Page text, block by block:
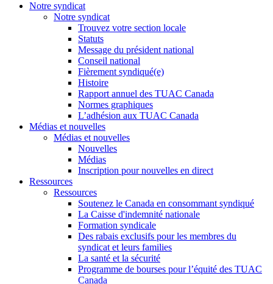
Notre syndicat
Notre syndicat
Trouvez votre section locale
Statuts
Message du président national
Conseil national
Fièrement syndiqué(e)
Histoire
Rapport annuel des TUAC Canada
Normes graphiques
L’adhésion aux TUAC Canada
Médias et nouvelles
Médias et nouvelles
Nouvelles
Médias
Inscription pour nouvelles en direct
Ressources
Ressources
Soutenez le Canada en consommant syndiqué
La Caisse d'indemnité nationale
Formation syndicale
Des rabais exclusifs pour les membres du
syndicat et leurs families
La santé et la sécurité
Programme de bourses pour l’équité des TUAC
Canada